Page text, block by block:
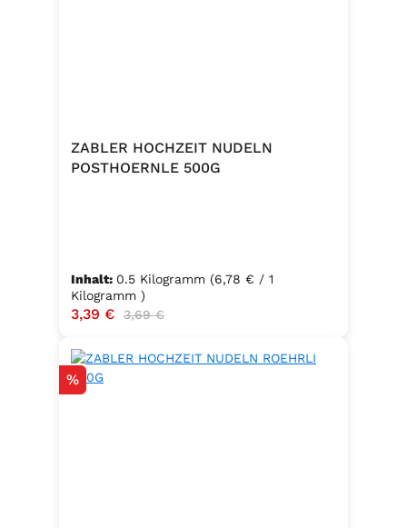
ZABLER HOCHZEIT NUDELN
POSTHOERNLE 500G
Inhalt: 0.5 Kilogramm (6,78 € / 1
Kilogramm )
Verkaufspreis:
3,39 € Regulärer Preis:
3,69 €
Rabatt
%